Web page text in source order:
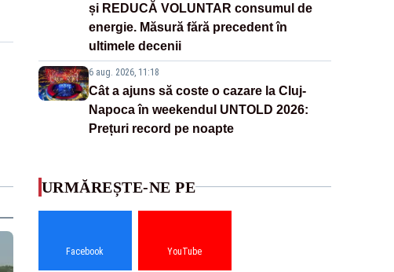
și REDUCĂ VOLUNTAR consumul de
energie. Măsură fără precedent în
ultimele decenii
6 aug. 2026, 11:18
Cât a ajuns să coste o cazare la Cluj-
Napoca în weekendul UNTOLD 2026:
Prețuri record pe noapte
URMĂREȘTE-NE PE
Facebook YouTube